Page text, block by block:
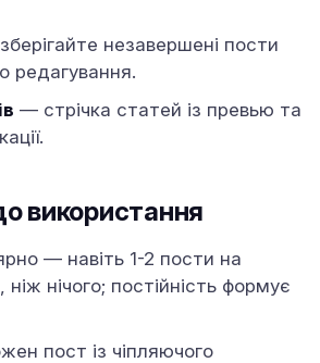
незавершені пости
редагування.
— стрічка статей із превью та
використання
— навіть 1-2 пости на
нічого; постійність формує
пост із чіпляючого